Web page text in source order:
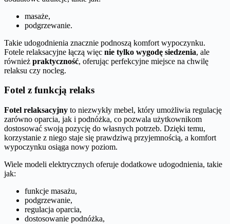
masaże,
podgrzewanie.
Takie udogodnienia znacznie podnoszą komfort wypoczynku.
Fotele relaksacyjne łączą więc nie tylko wygodę siedzenia, ale
również praktyczność, oferując perfekcyjne miejsce na chwilę
relaksu czy nocleg.
Fotel z funkcją relaks
Fotel relaksacyjny to niezwykły mebel, który umożliwia regulację
zarówno oparcia, jak i podnóżka, co pozwala użytkownikom
dostosować swoją pozycję do własnych potrzeb. Dzięki temu,
korzystanie z niego staje się prawdziwą przyjemnością, a komfort
wypoczynku osiąga nowy poziom.
Wiele modeli elektrycznych oferuje dodatkowe udogodnienia, takie
jak:
funkcje masażu,
podgrzewanie,
regulacja oparcia,
dostosowanie podnóżka,